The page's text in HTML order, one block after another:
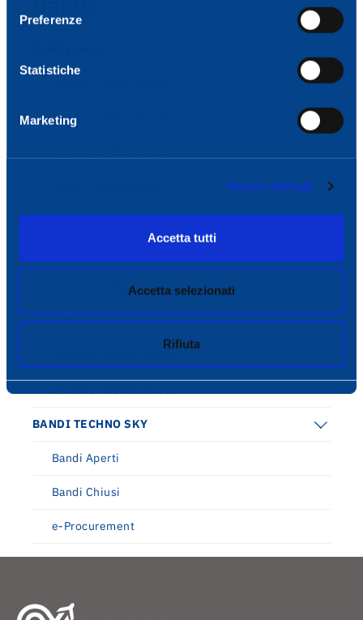
Preferenze
Statistiche
Marketing
Mostra dettagli
Accetta tutti
Accetta selezionati
Rifiuta
Servizi - Bandi Chiusi
Lavori - Bandi Chiusi
Forniture - Bandi Chiusi
e-Procurement
BANDI TECHNO SKY
Bandi Aperti
Bandi Chiusi
e-Procurement